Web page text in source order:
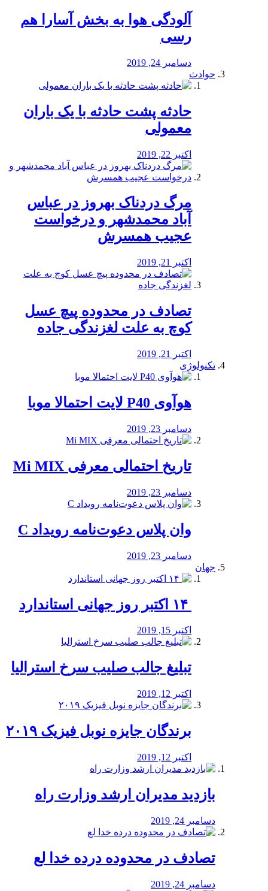
آلودگی هوا به بخش آسارا هم
رسی
دسامبر 24, 2019
حوادث
️حادثه پشت حادثه با یک باران
معمولی
اکتبر 22, 2019
مرگ دردناک بهروز در عباس
آباد محمدشهر و درخواست
عجیب همسرش
اکتبر 21, 2019
تصادف در محدوده پیچ عسل
کوچ به علت لغزندگی جاده
اکتبر 21, 2019
تکنولوژی
هوآوی P40 لایت احتمالا موبا
دسامبر 23, 2019
تاریخ احتمالی معرفی Mi MIX
دسامبر 23, 2019
وان پلاس دعوت‌نامه رویداد C
دسامبر 23, 2019
جهان
اکتبر 15, 2019
تبلیغ جالب صلیب سرخ استرالیا
اکتبر 12, 2019
برندگان جایزه نوبل فیزیک ۲۰۱۹
اکتبر 12, 2019
بازدید مدیران ارشد وزارت راه
دسامبر 24, 2019
تصادف در محدوده درده خدا لع
دسامبر 24, 2019